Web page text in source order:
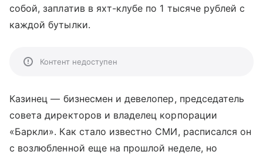
собой, заплатив в яхт-клубе по 1 тысяче рублей с
каждой бутылки.
Контент недоступен
Казинец— бизнесмен и девелопер, председатель
совета директоров и владелец корпорации
«Баркли». Как стало известно СМИ, расписался он
с возлюбленной еще на прошлой неделе, но